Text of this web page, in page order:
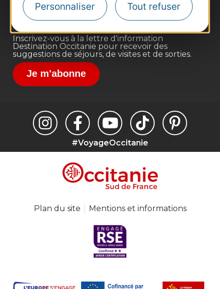
Personnaliser Tout refuser
Voyagistes
Destination Sport
Inscrivez-vous à la lettre d'information
Destination Occitanie pour recevoir des
suggestions de séjours, de visites et de sorties.
Je m'abonne
#VoyageOccitanie
Plan du site Mentions et informations